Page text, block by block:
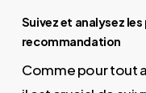
Suivez et analysez
recommandation
Comme pour tout